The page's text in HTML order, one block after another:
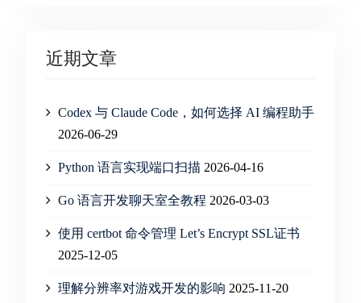
近期文章
Codex 与 Claude Code，如何选择 AI 编程助手
2026-06-29
Python 语言实现端口扫描 2026-04-16
Go 语言开发聊天室全教程 2026-03-03
使用 certbot 命令管理 Let’s Encrypt SSL证书
2025-12-05
理解分辨率对游戏开发的影响 2025-11-20